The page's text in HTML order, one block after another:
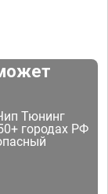
Тюнинг
городах РФ